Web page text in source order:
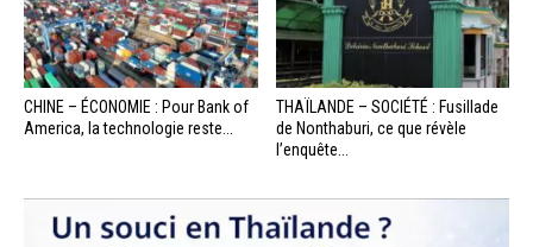
CHINE – ÉCONOMIE : Pour Bank of
America, la technologie reste...
THAÏLANDE – SOCIÉTÉ : Fusillade
de Nonthaburi, ce que révèle
l’enquête...